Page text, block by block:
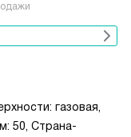
газовая,
50, Страна-